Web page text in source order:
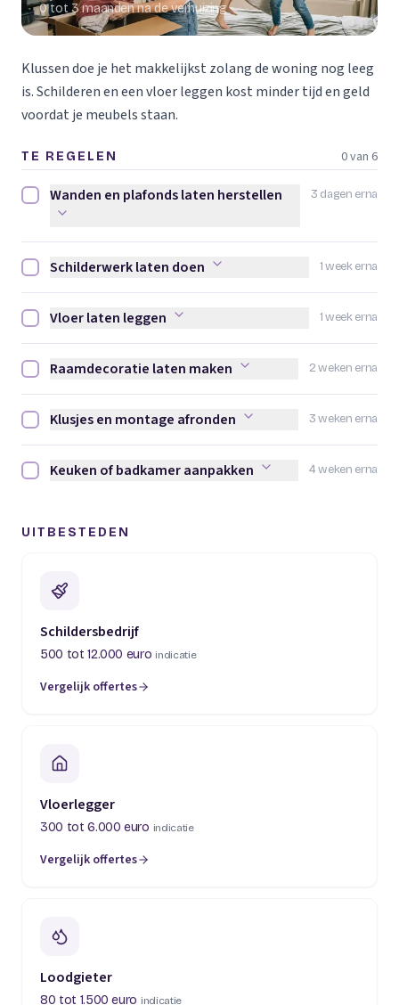
0 tot 3 maanden na de verhuizing
Klussen doe je het makkelijkst zolang de woning nog leeg
is. Schilderen en een vloer leggen kost minder tijd en geld
voordat je meubels staan.
TE REGELEN 0 van 6
3 dagen erna
Wanden en plafonds laten herstellen afvinken
Wanden en plafonds laten herstellen
1 week erna
Schilderwerk laten doen afvinken
Schilderwerk laten doen
1 week erna
Vloer laten leggen afvinken
Vloer laten leggen
2 weken erna
Raamdecoratie laten maken afvinken
Raamdecoratie laten maken
3 weken erna
Klusjes en montage afronden afvinken
Klusjes en montage afronden
4 weken erna
Keuken of badkamer aanpakken afvinken
Keuken of badkamer aanpakken
UITBESTEDEN
Schildersbedrijf
500 tot 12.000 euro indicatie
Vergelijk offertes
(opent in een nieuw tabblad)
Vloerlegger
300 tot 6.000 euro indicatie
Vergelijk offertes
(opent in een nieuw tabblad)
Loodgieter
80 tot 1.500 euro indicatie